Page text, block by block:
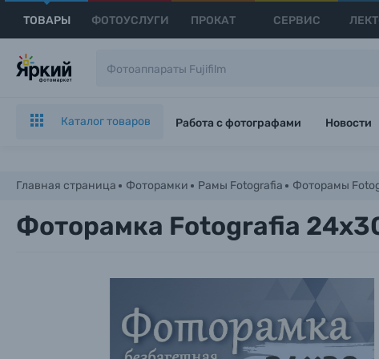
ТОВАРЫ ФОТОУСЛУГИ ПРОКАТ СЕРВИС
Каталог товаров Работа с фотографами Новости
Главная страница Фоторамки Рамы Fotografia Фоторамы
Фоторамка Fotografia